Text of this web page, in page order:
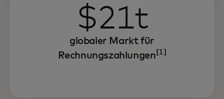
$21t
globaler Markt für
Rechnungszahlungen [1]